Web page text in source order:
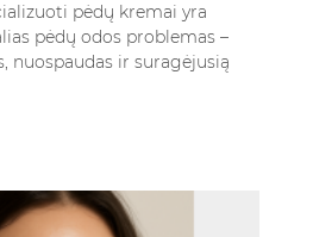
pėdų kremai yra
pėdų odos problemas –
nuospaudas ir suragėjusią